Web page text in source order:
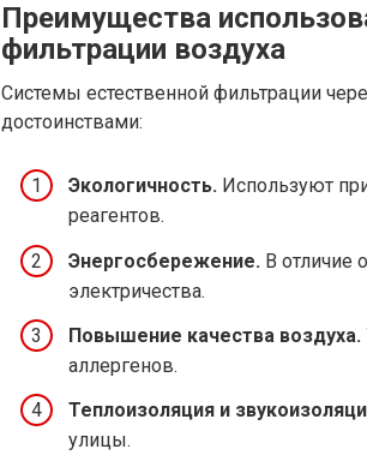
Преимущества
фильтрации воздуха
Системы естественной фильтрации
достоинствами:
Экологичность. Используют
реагентов.
Энергосбережение. В отличие
электричества.
Повышение качества воздуха.
аллергенов.
Теплоизоляция и
улицы.